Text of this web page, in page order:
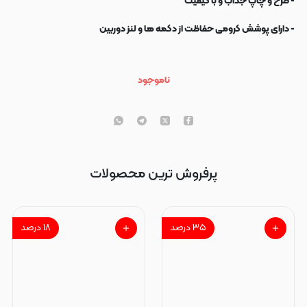
- دارای پوشش کرومی حفاظت از دکمه ها و لنز دوربین
ناموجود
پرفروش ترین محصولات
۳۵درصد ۱۸درصد